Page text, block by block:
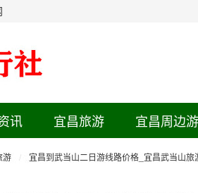
讯 宜昌旅游 宜昌周边游
游 宜昌到武当山二日游线路价格_宜昌武当山旅